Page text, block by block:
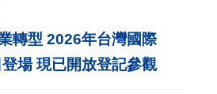
轉型 2026年台灣國際
場 現已開放登記參觀